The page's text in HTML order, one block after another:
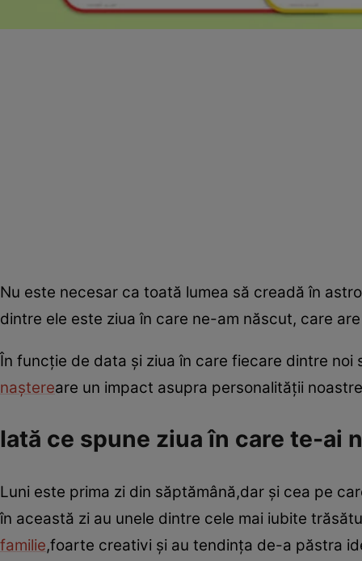
Nu este necesar ca toată lumea să creadă în
dintre ele este ziua în care ne-am născut, care
În funcţie de data şi ziua în care fiecare dintre
naştereare un impact asupra personalităţii
Iată ce spune ziua în care te-ai
Luni este prima zi din săptămână,dar şi cea pe
în această zi au unele dintre cele mai iubite
familie,foarte creativi şi au tendinţa de-a păstra